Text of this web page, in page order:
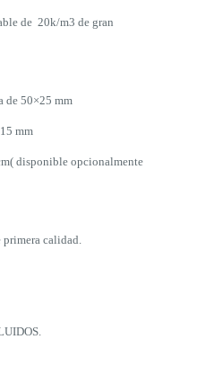
de 20k/m3 de gran
de 50×25 mm
mm
disponible opcionalmente
calidad.